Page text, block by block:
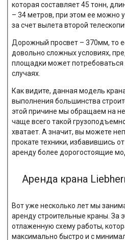
которая составляет 45 тонн,
– 34 метров, при этом ее можно
за счет вылета второй
Дорожный просвет – 370мм, то
довольно сложных условиях,
площадки может
случаях.
Как видите, данная модель
выполнения большинства
этой причине мы обращаем на
чаще всего такой
хватает. А значит, вы можете
прокате техники, избавившись
аренду более дорогостоящие
Аренда крана
Вот уже несколько лет мы
аренду строительные краны. За
отлаженную схему работы,
максимально быстро и с